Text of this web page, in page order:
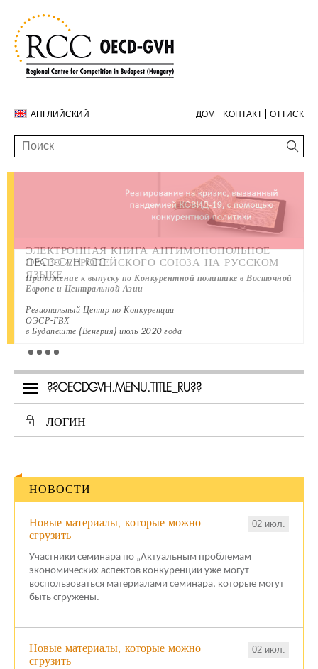
АНГЛИЙСКИЙ ДОМ KОНТАКТ ОТТИСК
OECD-GVH RCC
Приложение к выпуску по Конкурентной политике в Восточной
Европе и Центральной Азии
Региональный Центр по Конкуренции
ОЭСР-ГВХ
в Будапеште (Венгрия) июль 2020 года
ЭЛЕКТРОННАЯ КНИГА АНТИМОНОПОЛЬНОЕ
ПРАВО ЕВРОПЕЙСКОГО СОЮЗА НА РУССКОМ
ЯЗЫКЕ
КОНТАКТ
ГОДОВОЙ ДОКЛАД ЗА 2019 ГОД
??OECDGVH.MENU.TITLE_RU??
ЛОГИН
НОВОСТИ
Новые материалы, которые можно
сгрузить
02 июл.
Участники семинара по „Актуальным проблемам
экономических аспектов конкуренции уже могут
воспользоваться материалами семинара, которые могут
быть сгружены.
Новые материалы, которые можно
сгрузить
02 июл.